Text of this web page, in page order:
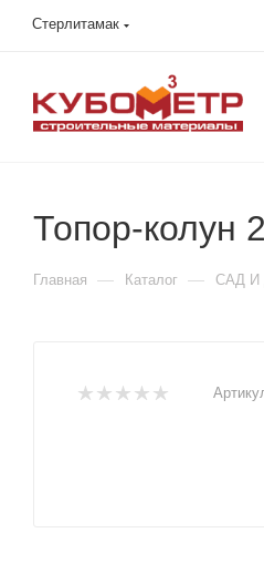
Стерлитамак
Топор-колун
Главная — Каталог — САД И